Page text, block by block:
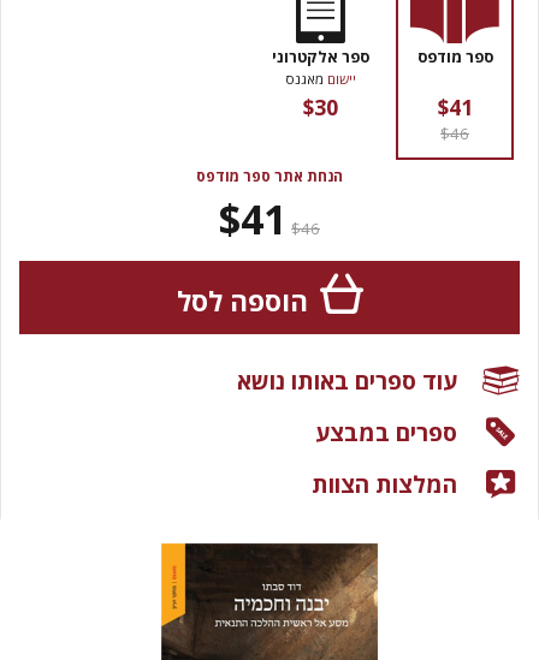
ספר מודפס
$41
$46
ספר אלקטרוני
יישום מאגנס
$30
הנחת אתר ספר מודפס
$46
$41
הוספה לסל
עוד ספרים באותו נושא
ספרים במבצע
המלצות הצוות